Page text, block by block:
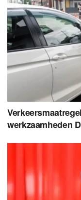
werkzaamheden